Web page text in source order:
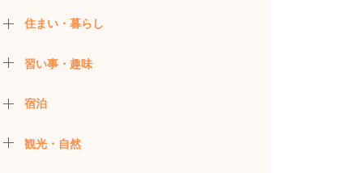
住まい・暮らし
習い事・趣味
宿泊
観光・自然